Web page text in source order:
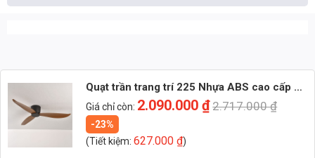
Quạt trần trang trí 225 Nhựa ABS cao cấp 3
Cánh
Giá chỉ còn: 2.090.000₫2.717.000₫
-23%
(Tiết kiệm:627.000₫)